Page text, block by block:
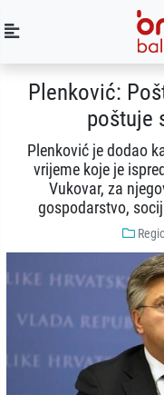
Plenković:
poštuje
Plenković je dodao
vrijeme koje je
Vukovar, za
gospodarstvo,